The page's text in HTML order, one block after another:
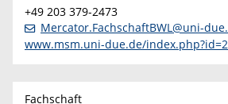
+49 203 379-2473
Mercator.FachschaftBWL@uni-
www.msm.uni-due.de/
Fachschaft